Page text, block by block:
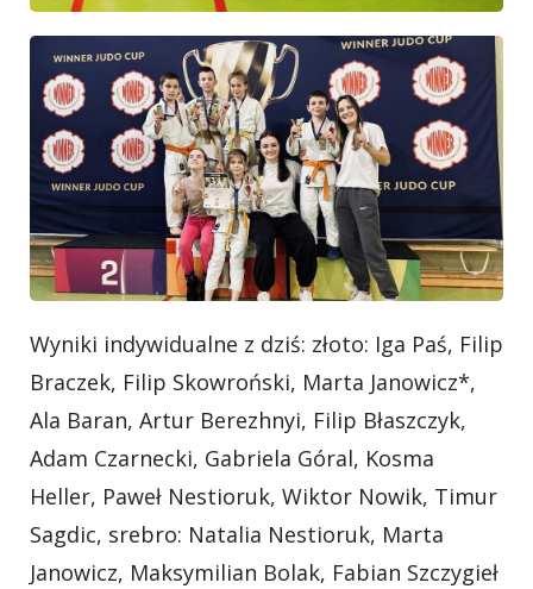
Wyniki indywidualne z dziś: złoto: Iga Paś, Filip
Braczek, Filip Skowroński, Marta Janowicz*,
Ala Baran, Artur Berezhnyi, Filip Błaszczyk,
Adam Czarnecki, Gabriela Góral, Kosma
Heller, Paweł Nestioruk, Wiktor Nowik, Timur
Sagdic, srebro: Natalia Nestioruk, Marta
Janowicz, Maksymilian Bolak, Fabian Szczygieł